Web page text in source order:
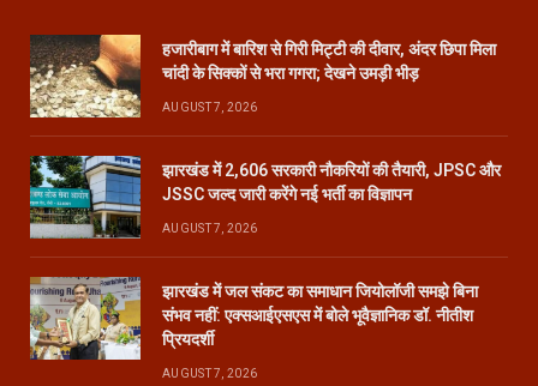
हजारीबाग में बारिश से गिरी मिट्टी की दीवार, अंदर छिपा मिला
चांदी के सिक्कों से भरा गगरा; देखने उमड़ी भीड़
AUGUST 7, 2026
झारखंड में 2,606 सरकारी नौकरियों की तैयारी, JPSC और
JSSC जल्द जारी करेंगे नई भर्ती का विज्ञापन
AUGUST 7, 2026
झारखंड में जल संकट का समाधान जियोलॉजी समझे बिना
संभव नहीं: एक्सआईएसएस में बोले भूवैज्ञानिक डॉ. नीतीश
प्रियदर्शी
AUGUST 7, 2026